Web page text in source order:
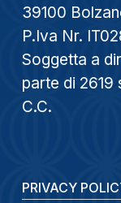
39100
P.Iva Nr.
Soggetta a
parte di 2619
C.C.
PRIVACY